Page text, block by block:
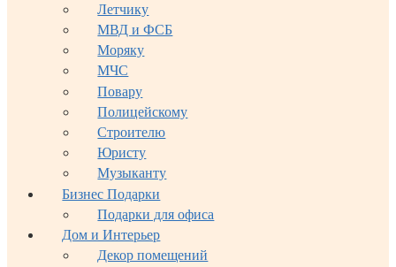
Летчику
МВД и ФСБ
Моряку
МЧС
Повару
Полицейскому
Строителю
Юристу
Музыканту
Бизнес Подарки
Подарки для офиса
Дом и Интерьер
Декор помещений